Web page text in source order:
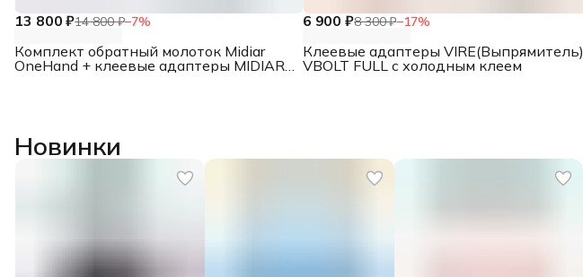
13 800 ₽14 800 ₽−7%
Комплект обратный молоток Midiar
OneHand + клеевые адаптеры MIDIAR
6 900 ₽8 300 ₽−17%
Клеевые адаптеры VIRE(Выпрямитель)
VBOLT FULL с холодным клеем
Новинки